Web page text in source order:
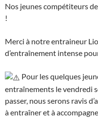
Nos jeunes compétiteurs
!
Merci à notre entraineur
d’entraînement intense
Pour les quelques
entraînements le vendredi
passer, nous serons ravis
à entraîner et à